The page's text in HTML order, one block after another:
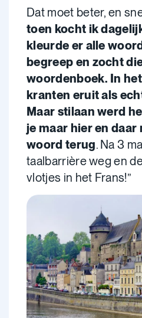
Dat moet beter, en
toen kocht ik
kleurde er alle
begreep en zocht
woordenboek. In
kranten eruit als
Maar stilaan werd
je maar hier en
woord terug. Na 3
taalbarrière weg en
vlotjes in het Frans!”